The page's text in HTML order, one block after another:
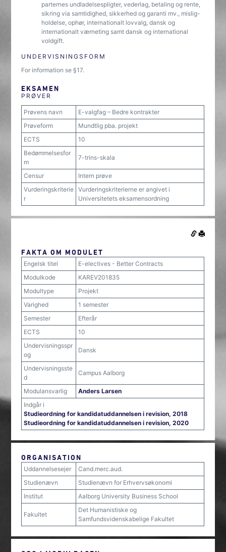
parternes undladelsespligter, vederlag, betaling og rente,
sikring via samtidighed, sikkerhed og garanti mv., mislig-
holdelse, ophør, internationalt lovvalg, dansk og
internationalt værneting samt dansk og international
voldgift.
UNDERVISNINGSFORM
For information se §17.
EKSAMEN
PRØVER
Prøvens navn
E-valgfag – Bedre kontrakter
Prøveform
Mundtlig pba. projekt
ECTS
10
Bedømmelsesfor
m
7-trins-skala
Censur
Intern prøve
Vurderingskriterie
r
Vurderingskriterierne er angivet i
Universitetets eksamensordning
FAKTA OM MODULET
Engelsk titel
E-electives - Better Contracts
Modulkode
KAREV201835
Modultype
Projekt
Varighed
1 semester
Semester
Efterår
ECTS
10
Undervisningsspr
og
Dansk
Undervisningsste
d
Campus Aalborg
Modulansvarlig
Anders Larsen
Indgår i
Studieordning for kandidatuddannelsen i revision, 2018
Studieordning for kandidatuddannelsen i revision, 2020
ORGANISATION
Uddannelsesejer
Cand.merc.aud.
Studienævn
Studienævn for Erhvervsøkonomi
Institut
Aalborg University Business School
Fakultet
Det Humanistiske og
Samfundsvidenskabelige Fakultet